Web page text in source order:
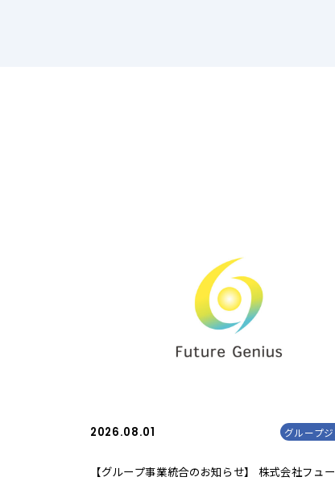
2026.08.01 グループ
【グループ事業統合のお知らせ】 株式会社フュ